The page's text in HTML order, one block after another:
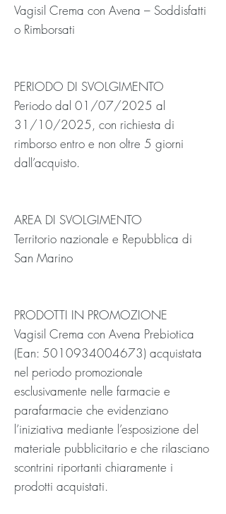
Vagisil Crema con Avena – Soddisfatti
o Rimborsati
PERIODO DI SVOLGIMENTO
Periodo dal 01/07/2025 al
31/10/2025, con richiesta di
rimborso entro e non oltre 5 giorni
dall’acquisto.
AREA DI SVOLGIMENTO
Territorio nazionale e Repubblica di
San Marino
PRODOTTI IN PROMOZIONE
Vagisil Crema con Avena Prebiotica
(Ean: 5010934004673) acquistata
nel periodo promozionale
esclusivamente nelle farmacie e
parafarmacie che evidenziano
l’iniziativa mediante l’esposizione del
materiale pubblicitario e che rilasciano
scontrini riportanti chiaramente i
prodotti acquistati.